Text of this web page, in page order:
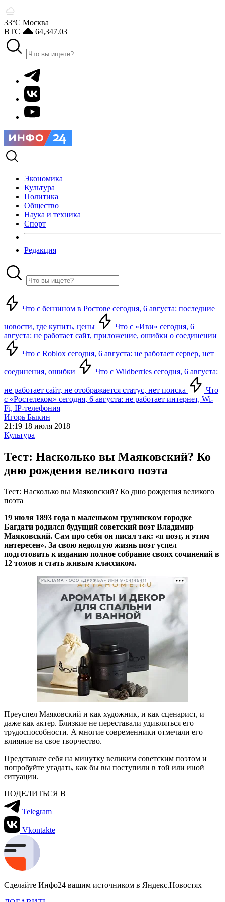
33°С Москва
BTC
64,347.03
Экономика
Культура
Политика
Общество
Наука и техника
Спорт
Редакция
Что с бензином в Ростове сегодня, 6 августа: последние
новости, где купить, цены
Что с «Иви» сегодня, 6
августа: не работает сайт, приложение, ошибки о соединении
Что с Roblox сегодня, 6 августа: не работает сервер, нет
соединения, ошибки Что с Wildberries сегодня, 6 августа:
не работает сайт, не отображается статус, нет поиска
Что
с «Ростелеком» сегодня, 6 августа: не работает интернет, Wi-
Fi, IP-телефония
Игорь Быкин
21:19 18 июля 2018
Культура
Тест: Насколько вы Маяковский? Ко
дню рождения великого поэта
Тест: Насколько вы Маяковский? Ко дню рождения великого
поэта
19 июля 1893 года в маленьком грузинском городке
Багдати родился будущий советский поэт Владимир
Маяковский. Сам про себя он писал так: «я поэт, и этим
интересен». За свою недолгую жизнь поэт успел
подготовить к изданию полное собрание своих сочинений в
12 томов и стать живым классиком.
РЕКЛАМА • ООО «ДРУЖБА» ИНН 9704146411
Преуспел Маяковский и как художник, и как сценарист, и
даже как актер. Близкие не переставали удивляться его
трудоспособности. А многие современники отмечали его
влияние на свое творчество.
Представьте себя на минутку великим советским поэтом и
попробуйте угадать, как бы вы поступили в той или иной
ситуации.
ПОДЕЛИТЬСЯ В
Telegram
Vkontakte
Сделайте Инфо24 вашим источником в Яндекс.Новостях